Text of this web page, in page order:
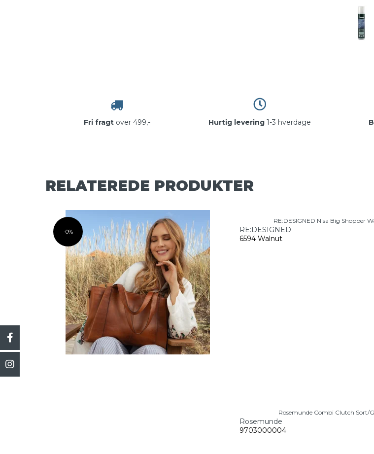
Fri fragtover 499,- Hurtig levering 1-3 hverdage
RELATEREDE PRODUKTER
-0%
RE:DESIGNED Nisa Big Shopper
RE:DESIGNED
6594 Walnut
Rosemunde Combi Clutch Sort/
Rosemunde
9703000004